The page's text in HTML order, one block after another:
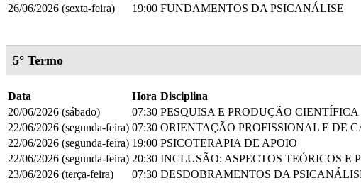
26/06/2026 (sexta-feira)
19:00 FUNDAMENTOS DA PSICANÁLISE
5° Termo
Data Hora Disciplina
20/06/2026 (sábado)
07:30 PESQUISA E PRODUÇÃO CIENTÍFICA
22/06/2026 (segunda-feira) 07:30 ORIENTAÇÃO PROFISSIONAL E DE
22/06/2026 (segunda-feira) 19:00 PSICOTERAPIA DE APOIO
22/06/2026 (segunda-feira) 20:30 INCLUSÃO: ASPECTOS TEÓRICOS E
23/06/2026 (terça-feira)
07:30 DESDOBRAMENTOS DA